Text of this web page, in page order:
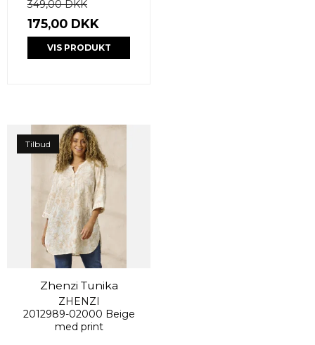
349,00 DKK
175,00 DKK
VIS PRODUKT
Tilbud
Zhenzi Tunika
ZHENZI
2012989-02000 Beige
med print